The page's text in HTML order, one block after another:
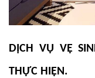
DỊCH VỤ VỆ
THỰC HIỆN.